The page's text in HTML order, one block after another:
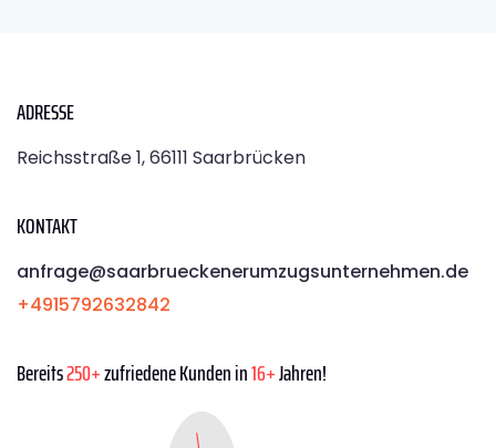
ADRESSE
Reichsstraße 1, 66111 Saarbrücken
KONTAKT
anfrage@saarbrueckenerumzugsunternehmen.de
+4915792632842
Bereits250+zufriedene Kunden in16+Jahren!